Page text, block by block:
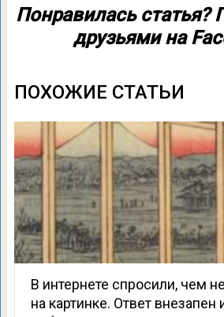
Понравилась статья?
друзьями на
ПОХОЖИЕ СТАТЬИ
В интернете спросили, чем
на картинке. Ответ